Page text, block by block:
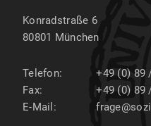
Konradstraße 6
80801 München
Telefon:
+49 (0) 89
Fax:
+49 (0) 89
E-Mail: